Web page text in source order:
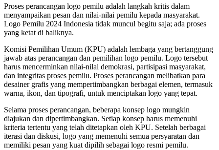
Proses perancangan logo pemilu adalah langkah kritis dalam
menyampaikan pesan dan nilai-nilai pemilu kepada masyarakat.
Logo Pemilu 2024 Indonesia tidak muncul begitu saja; ada proses
yang ketat di baliknya.
Komisi Pemilihan Umum (KPU) adalah lembaga yang bertanggung
jawab atas perancangan dan pemilihan logo pemilu. Logo tersebut
harus mencerminkan nilai-nilai demokrasi, partisipasi masyarakat,
dan integritas proses pemilu. Proses perancangan melibatkan para
desainer grafis yang mempertimbangkan berbagai elemen, termasuk
warna, ikon, dan tipografi, untuk menciptakan logo yang tepat.
Selama proses perancangan, beberapa konsep logo mungkin
diajukan dan dipertimbangkan. Setiap konsep harus memenuhi
kriteria tertentu yang telah ditetapkan oleh KPU. Setelah berbagai
iterasi dan diskusi, logo yang memenuhi semua persyaratan dan
memiliki pesan yang kuat dipilih sebagai logo resmi pemilu.